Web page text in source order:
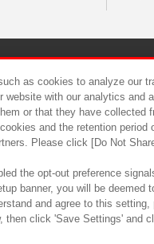
食品のご
as cookies to analyze our
website with our analytics and
or that they have
and the retention
Please click [Do Not
the opt-out preference
banner, you will be
and agree to this
then click 'Save Settings' and